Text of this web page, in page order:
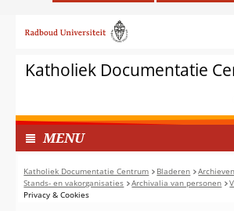
het
van
cookies
deze
website
worden
toegestaan
of
geweigerd.
naar
inhoudKatholiek Documentatie
MENUI
N
G
E
K
Katholiek Documentatie Centrum Bladeren
Stands- en vakorganisaties
Archivalia van personen
Privacy & Cookies